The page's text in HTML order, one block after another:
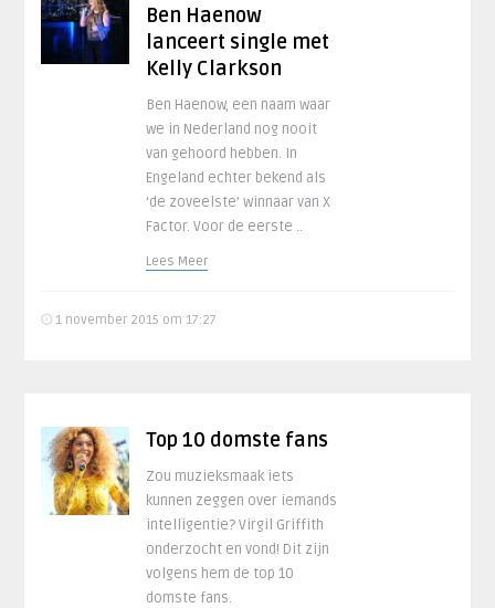
Ben Haenow
lanceert single met
Kelly Clarkson
Ben Haenow, een naam waar
we in Nederland nog nooit
van gehoord hebben. In
Engeland echter bekend als
‘de zoveelste’ winnaar van X
Factor. Voor de eerste ..
Lees Meer
1 november 2015 om 17:27
Top 10 domste fans
Zou muzieksmaak iets
kunnen zeggen over iemands
intelligentie? Virgil Griffith
onderzocht en vond! Dit zijn
volgens hem de top 10
domste fans.